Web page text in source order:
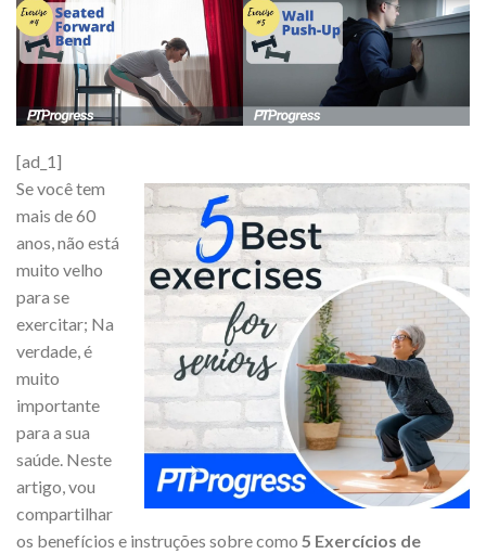
[ad_1]
Se você tem
mais de 60
anos, não está
muito velho
para se
exercitar; Na
verdade, é
muito
importante
para a sua
saúde. Neste
artigo, vou
compartilhar
os benefícios e instruções sobre como 5 Exercícios de